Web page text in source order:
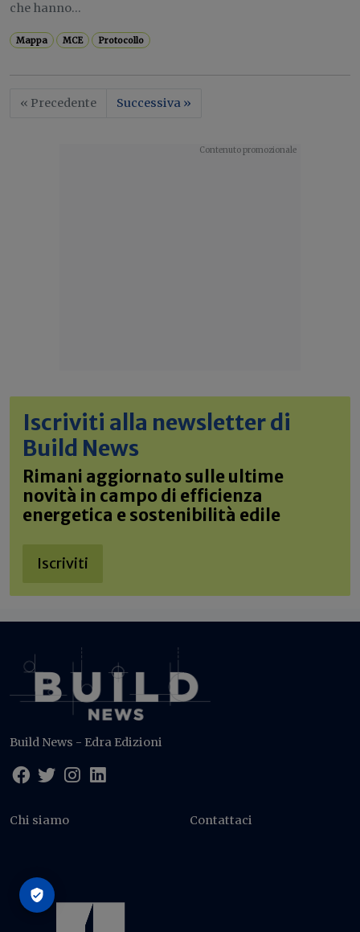
che hanno...
Mappa MCE Protocollo
« Precedente Successiva »
Iscriviti alla newsletter di
Build News
Rimani aggiornato sulle ultime
novità in campo di efficienza
energetica e sostenibilità edile
Iscriviti
Build News - Edra Edizioni
Chi siamo Contattaci